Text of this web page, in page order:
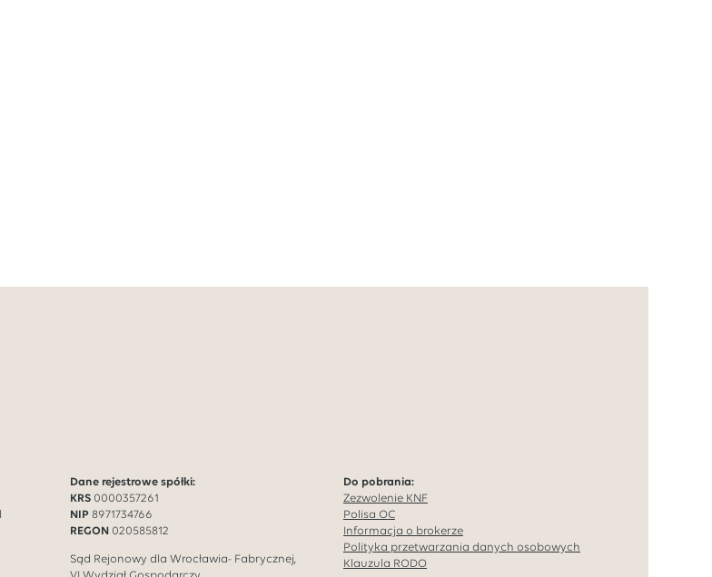
Dane rejestrowe spółki:
KRS 0000357261
NIP 8971734766
REGON 020585812
Sąd Rejonowy dla Wrocławia- Fabrycznej,
Do pobrania:
Zezwolenie KNF
Polisa OC
Informacja o brokerze
Polityka przetwarzania danych osobowych
Klauzula RODO